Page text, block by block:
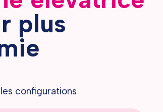
plus
configurations